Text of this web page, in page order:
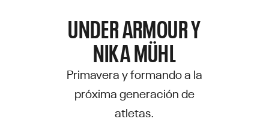
UNDER ARMOUR Y
NIKA MÜHL
Primavera y formando a la
próxima generación de
atletas.